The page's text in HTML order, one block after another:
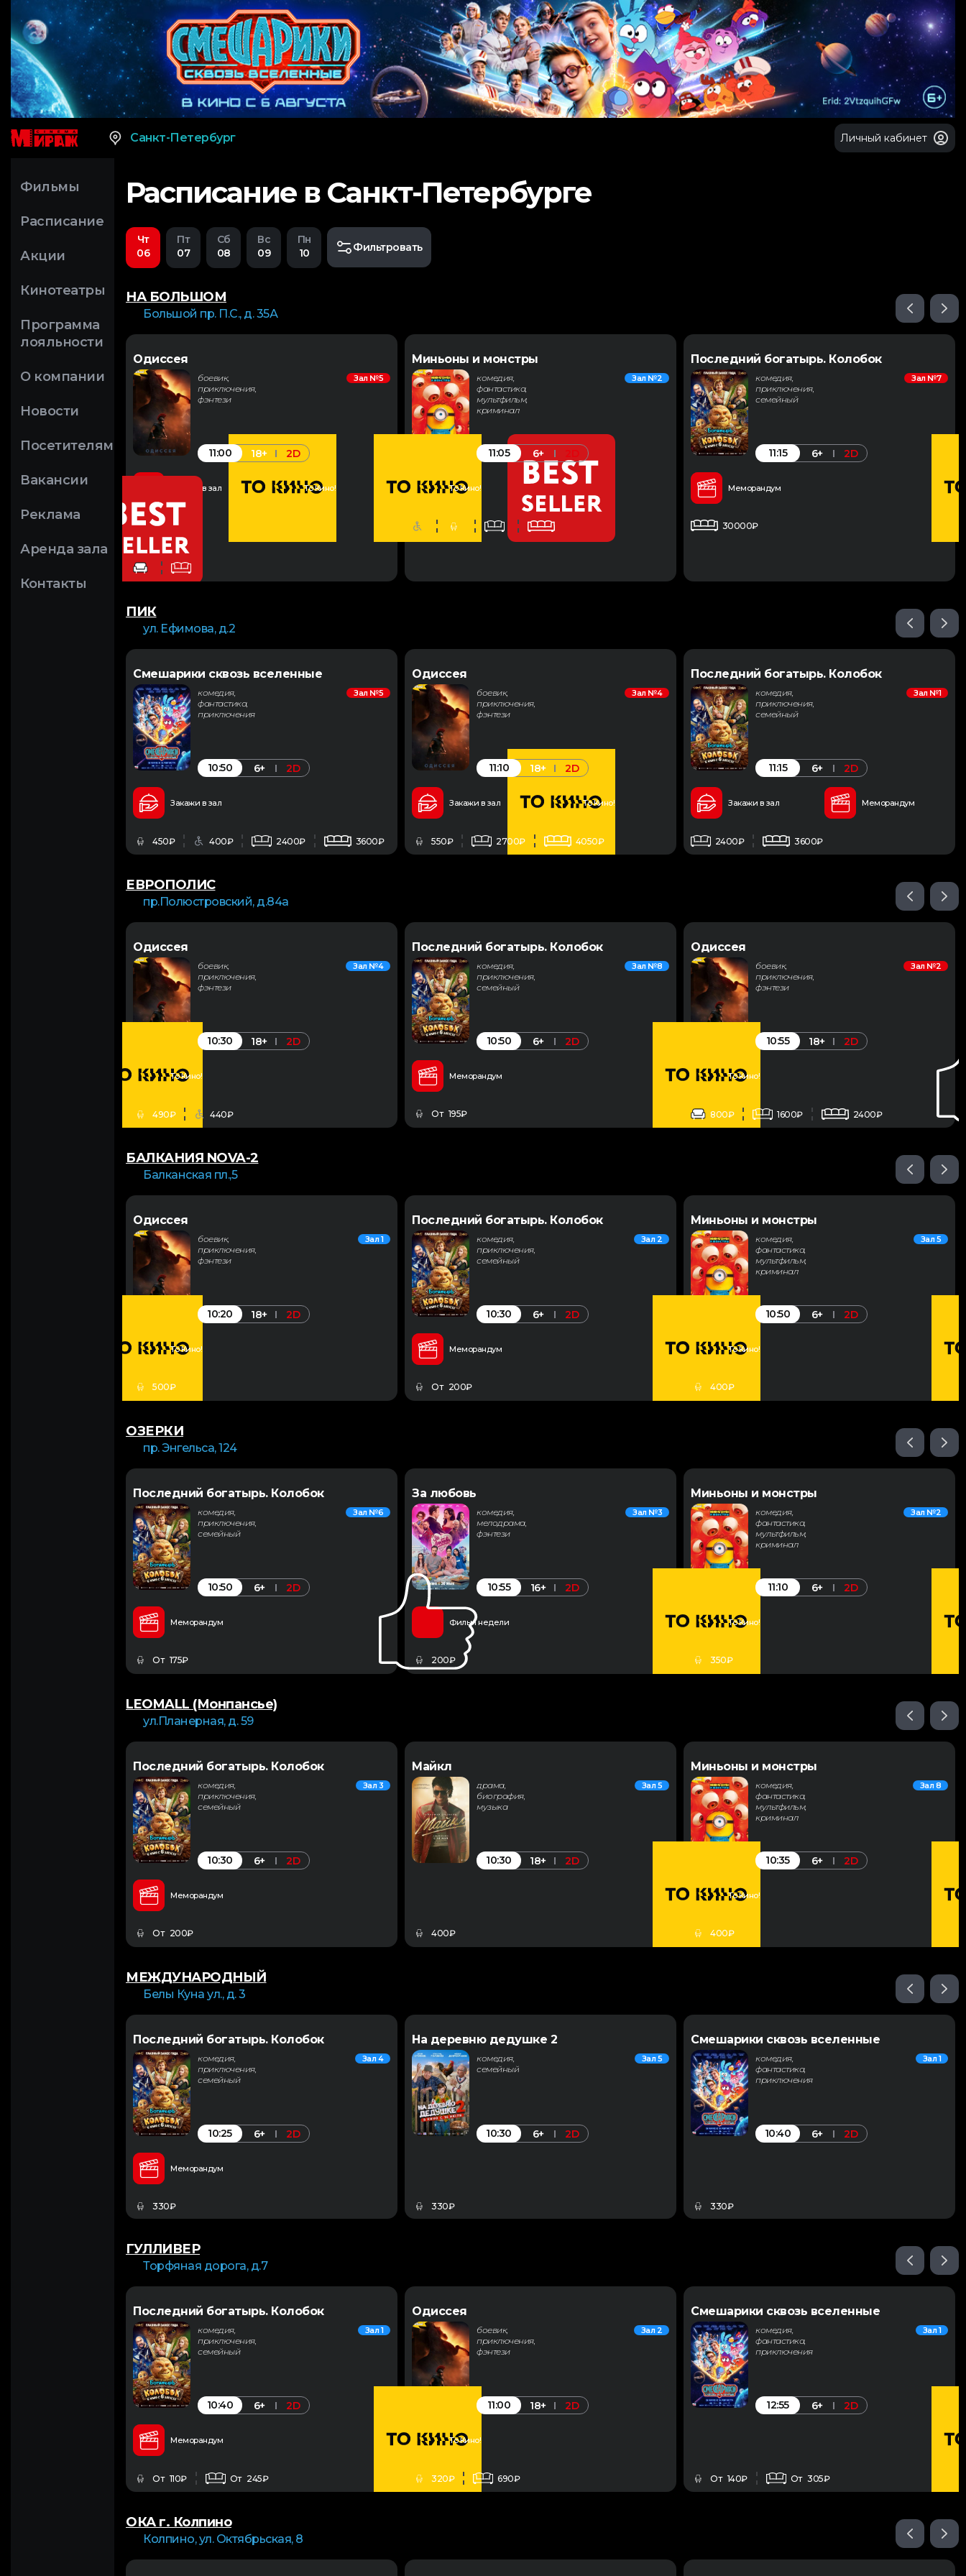
Санкт-Петербург Личный кабинет
Фильмы
Расписание
Акции
Кинотеатры
Программа
лояльности
О компании
Новости
Посетителям
Вакансии
Реклама
Аренда зала
Контакты
Расписание в Санкт-Петербурге
Чт
06
Пт
07
Сб
08
Вс
09
Пн
10
Фильтровать
НА БОЛЬШОМ
Большой пр. П.С., д. 35А
Одиссея
боевик,
приключения,
фэнтези
Зал №5
11:00 18+ 2D
Закажи в зал То Кино!
Миньоны и монстры
комедия,
фантастика,
мультфильм,
криминал
Зал №2
11:05 6+
То Кино!
Последний богатырь. Колобок
комедия,
приключения,
семейный
Зал №7
11:15 6+ 2D
Меморандум
30000₽
ПИК
ул. Ефимова, д.2
Смешарики сквозь вселенные
комедия,
фантастика,
приключения
Зал №5
10:50 6+ 2D
Закажи в зал
450₽ 400₽ 2400₽ 3600₽
Одиссея
боевик,
приключения,
фэнтези
Зал №4
11:10 18+ 2D
Закажи в зал То Кино!
550₽ 2700₽ 4050₽
Последний богатырь. Колобок
комедия,
приключения,
семейный
Зал №1
11:15 6+ 2D
Закажи в зал Меморандум
2400₽ 3600₽
ЕВРОПОЛИС
пр.Полюстровский, д.84а
Одиссея
боевик,
приключения,
фэнтези
Зал №4
10:30 18+ 2D
То Кино!
490₽ 440₽
Последний богатырь. Колобок
комедия,
приключения,
семейный
Зал №8
10:50 6+ 2D
Меморандум
От 195₽
Одиссея
боевик,
приключения,
фэнтези
Зал №2
10:55 18+ 2D
То Кино!
800₽ 1600₽ 2400₽
БАЛКАНИЯ NOVA-2
Балканская пл.,5
Одиссея
боевик,
приключения,
фэнтези
Зал 1
10:20 18+ 2D
То Кино!
500₽
Последний богатырь. Колобок
комедия,
приключения,
семейный
Зал 2
10:30 6+ 2D
Меморандум
От 200₽
Миньоны и монстры
комедия,
фантастика,
мультфильм,
криминал
Зал 5
10:50 6+ 2D
То Кино!
400₽
ОЗЕРКИ
пр. Энгельса, 124
Последний богатырь. Колобок
комедия,
приключения,
семейный
Зал №6
10:50 6+ 2D
Меморандум
От 175₽
За любовь
комедия,
мелодрама,
фэнтези
Зал №3
10:55 16+ 2D
Фильм недели
200₽
Миньоны и монстры
комедия,
фантастика,
мультфильм,
криминал
Зал №2
11:10 6+ 2D
То Кино!
350₽
LEOMALL (Монпансье)
ул.Планерная, д. 59
Последний богатырь. Колобок
комедия,
приключения,
семейный
Зал 3
10:30 6+ 2D
Меморандум
От 200₽
Майкл
драма,
биография,
музыка
Зал 5
10:30 18+ 2D
400₽
Миньоны и монстры
комедия,
фантастика,
мультфильм,
криминал
Зал 8
10:35 6+ 2D
То Кино!
400₽
МЕЖДУНАРОДНЫЙ
Белы Куна ул., д. 3
Последний богатырь. Колобок
комедия,
приключения,
семейный
Зал 4
10:25 6+ 2D
Меморандум
330₽
На деревню дедушке 2
комедия,
семейный
Зал 5
10:30 6+ 2D
330₽
Смешарики сквозь вселенные
комедия,
фантастика,
приключения
Зал 1
10:40 6+ 2D
330₽
ГУЛЛИВЕР
Торфяная дорога, д.7
Последний богатырь. Колобок
комедия,
приключения,
семейный
Зал 1
10:40 6+ 2D
Меморандум
От 110₽ От 245₽
Одиссея
боевик,
приключения,
фэнтези
Зал 2
11:00 18+ 2D
То Кино!
320₽ 690₽
Смешарики сквозь вселенные
комедия,
фантастика,
приключения
Зал 1
12:55 6+ 2D
От 140₽ От 305₽
ОКА г. Колпино
Колпино, ул. Октябрьская, 8